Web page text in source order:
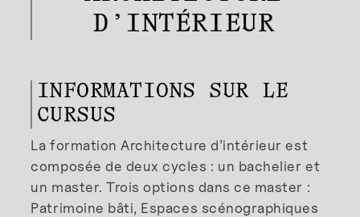
D’INTÉRIEUR
INFORMATIONS SUR LE
CURSUS
La formation Architecture d’intérieur est
composée de deux cycles : un bachelier et
un master. Trois options dans ce master :
Patrimoine bâti, Espaces scénographiques